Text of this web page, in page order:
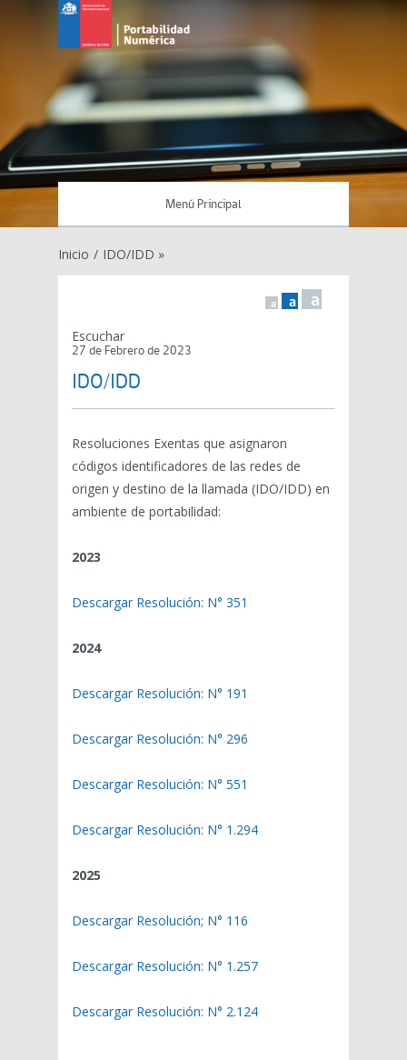
Menú Principal
Inicio / IDO/IDD »
a a a
Escuchar
27 de Febrero de 2023
IDO/IDD
Resoluciones Exentas que asignaron
códigos identificadores de las redes de
origen y destino de la llamada (IDO/IDD) en
ambiente de portabilidad:
2023
Descargar Resolución: N° 351
2024
Descargar Resolución: N° 191
Descargar Resolución: N° 296
Descargar Resolución: N° 551
Descargar Resolución: N° 1.294
2025
Descargar Resolución; N° 116
Descargar Resolución: N° 1.257
Descargar Resolución: N° 2.124